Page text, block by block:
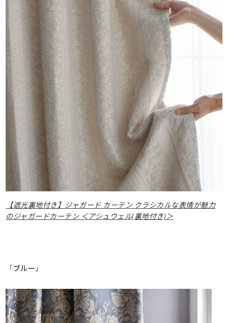
【遮光裏地付き】ジャガード カーテン クラシカルな表情が魅力
のジャガードカーテン ＜アシュウェル(裏地付き)＞
「 ブルー」